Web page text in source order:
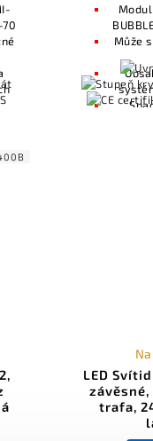
70
Může
LED
závěsné,
trafa,